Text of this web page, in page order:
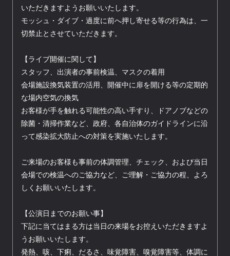
いただきますようお願いいたします。
モッシュ・ダイブ・過度に前へ押し寄せる等の行為は、一
切禁止とさせていただきます。
【ライブ開催に関して】
スタッフ、出演者の事前検温、マスクの着用
会場施設換気装置の活用、開催中に扉を開ける等の定期的
な場内空気の換気
お客様が手を触れる可能性の高い手すり、ドアノブなどの
除菌・清掃作業など、政府、各自治体のガイドラインに沿
って感染拡大防止への対策を実施いたします。
ご来場のお客様も事前の体調管理、チェック、および当日
会場での検温へのご協力など、ご理解・ご協力の程、よろ
しくお願いいたします。
【公演日までのお願い事】
下記に当てはまる方は当日の来場をお控えいただきますよ
うお願いいたします。
発熱、咳、下痢、だるさ、味覚障害、嗅覚障害等、体調に